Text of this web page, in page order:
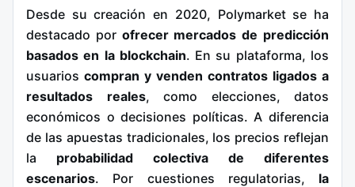
Desde su creación en 2020, Polymarket se ha
destacado por ofrecer mercados de predicción
basados en la blockchain. En su plataforma, los
usuarios compran y venden contratos ligados a
resultados reales, como elecciones, datos
económicos o decisiones políticas. A diferencia
de las apuestas tradicionales, los precios reflejan
la probabilidad colectiva de diferentes
escenarios. Por cuestiones regulatorias, la